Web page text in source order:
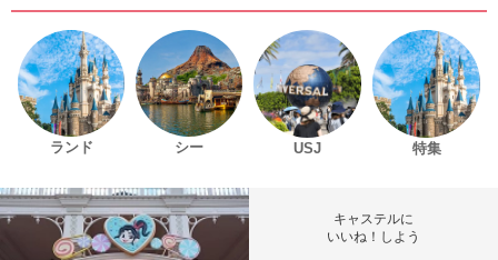
ランド シー USJ 特集
キャステルに
いいね！しよう